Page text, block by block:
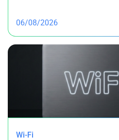
06/08/2026
Wi-Fi